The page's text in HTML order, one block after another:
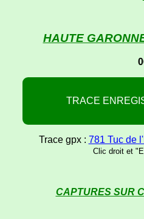
HAUTE
TRACE EN REG
Trace gpx : 781 Tuc de
Clic droit et
CAPTURES SUR